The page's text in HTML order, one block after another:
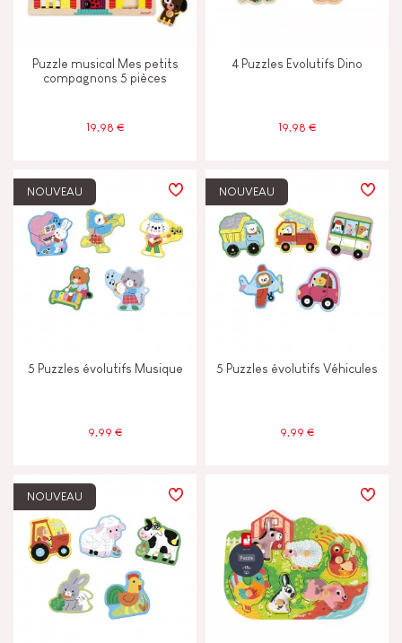
Puzzle musical Mes petits
compagnons 5 pièces
19,98 €
4 Puzzles Evolutifs Dino
19,98 €
NOUVEAU
5 Puzzles évolutifs Musique
9,99 €
NOUVEAU
5 Puzzles évolutifs Véhicules
9,99 €
NOUVEAU